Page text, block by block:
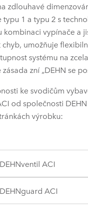
zdlouhavé
typu 1 a typu 2 s
vypínače a
chyb, umožňuje
systému na
zní „DEHN se
ke svodičům
od společnosti
výrobku:
ACI
ACI